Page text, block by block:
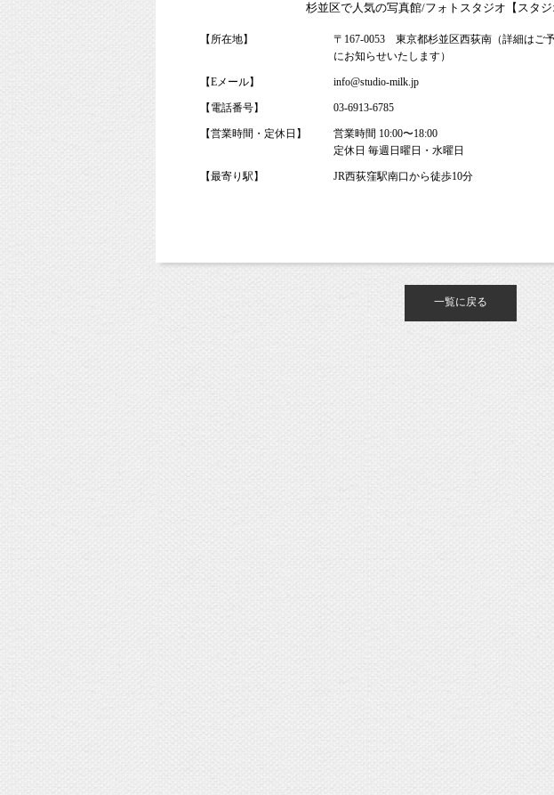
杉並区で人気の写真館/フォトスタジオ【スタジ
【所在地】
〒167-0053 東京都杉並区西荻南（詳細はご
にお知らせいたします）
【Eメール】 info@studio-milk.jp
【電話番号】 03-6913-6785
【営業時間・定休日】
営業時間 10:00〜18:00
定休日 毎週日曜日・水曜日
【最寄り駅】 JR西荻窪駅南口から徒歩10分
一覧に戻る